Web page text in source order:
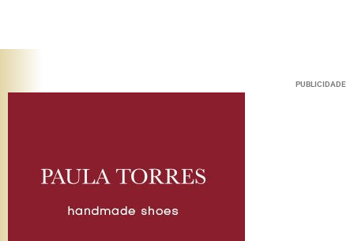
PUBLICIDADE